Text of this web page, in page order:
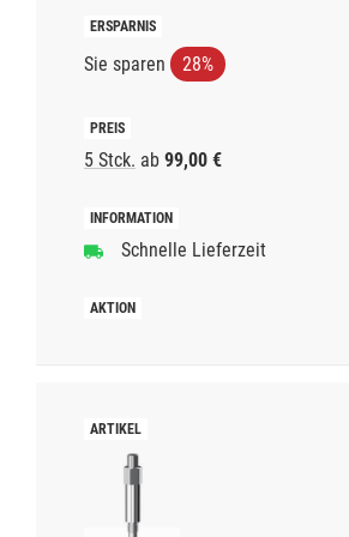
Sie sparen 28%
5 Stck. ab 99,00 €
Schnelle Lieferzeit